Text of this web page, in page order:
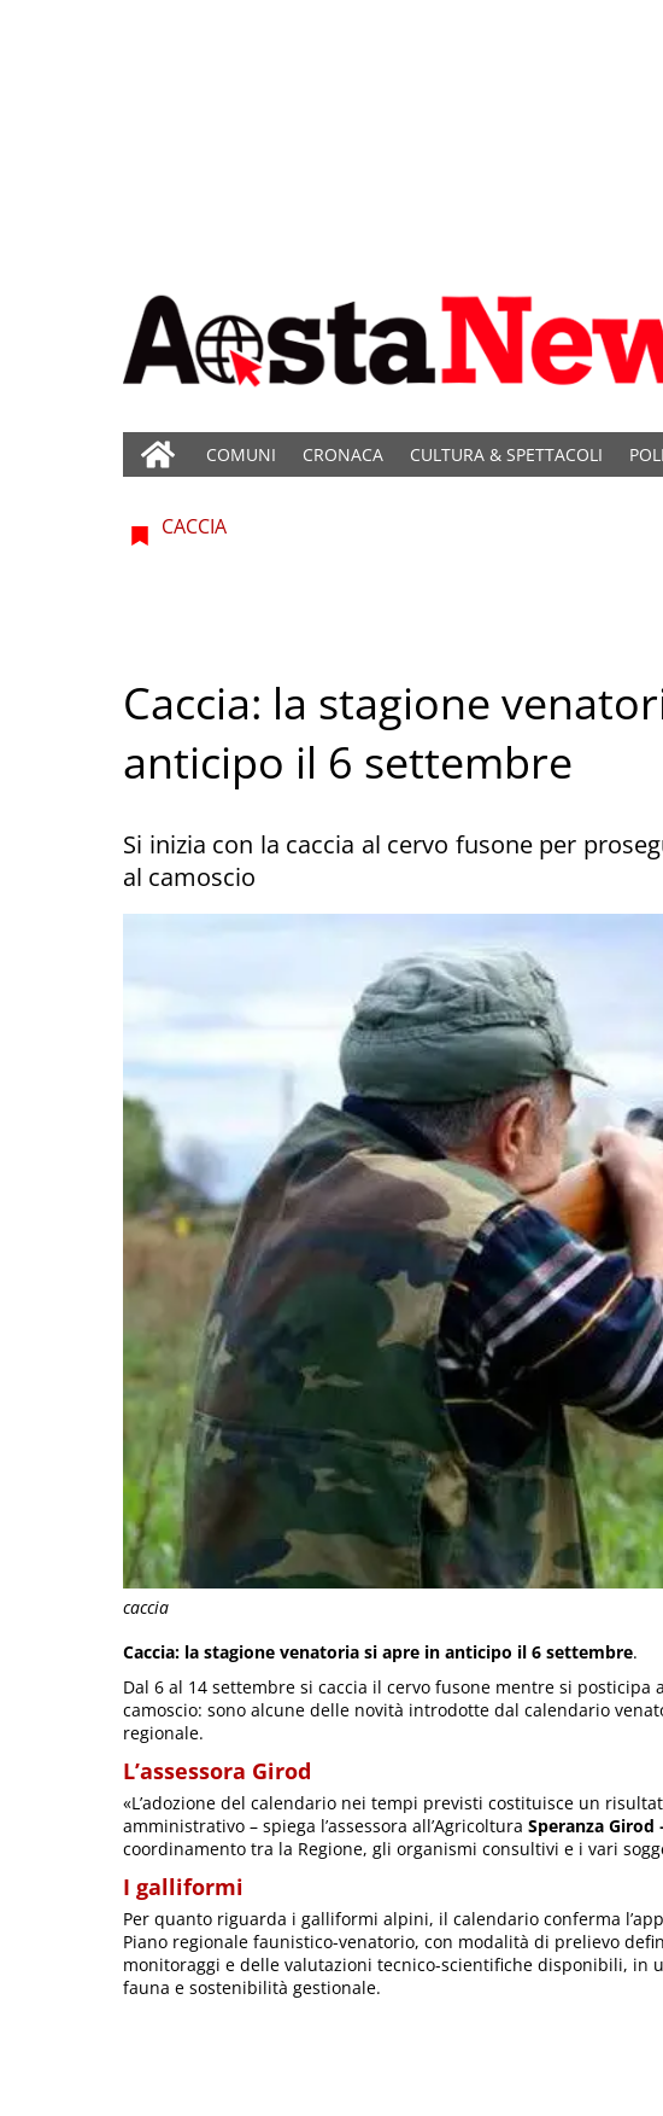
COMUNI CRONACA CULTURA & SPETTACOLI
caccia
CACCIA
Caccia: la stagione
anticipo il 6 settembre
Si inizia con la caccia al cervo fusone per
al camoscio
Caccia: la stagione venatoria si apre in anticipo il 6 settembre.
Dal 6 al 14 settembre si caccia il cervo fusone mentre si posticipa
camoscio: sono alcune delle novità introdotte dal calendario
regionale.
L’assessora Girod
«L’adozione del calendario nei tempi previsti costituisce un
amministrativo – spiega l’assessora all’Agricoltura Speranza Girod
coordinamento tra la Regione, gli organismi consultivi e i vari
I galliformi
Per quanto riguarda i galliformi alpini, il calendario conferma
Piano regionale faunistico-venatorio, con modalità di prelievo
monitoraggi e delle valutazioni tecnico-scientifiche disponibili, in
fauna e sostenibilità gestionale.